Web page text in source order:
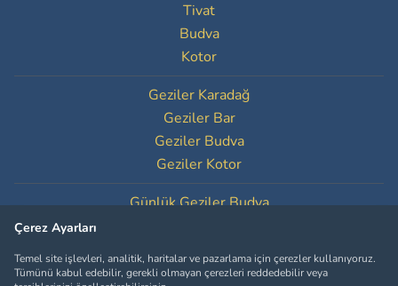
Tivat
Budva
Kotor
Geziler Karadağ
Geziler Bar
Geziler Budva
Geziler Kotor
Günlük Geziler Budva
Çerez Ayarları
Çerez Ayarları
Temel site işlevleri, analitik, haritalar ve pazarlama için çerezler kullanıyoruz.
Tümünü kabul edebilir, gerekli olmayan çerezleri reddedebilir veya